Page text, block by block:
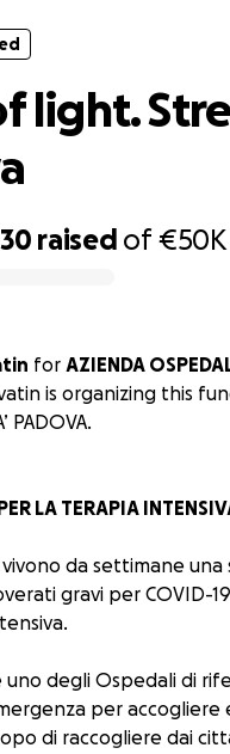
raised of€50K
light.
for AZIENDA
is organizing this
PADOVA.
LA TERAPIA
da settimane
gravi per COVID-
uno degli Ospedali di
per accogliere
di raccogliere dai